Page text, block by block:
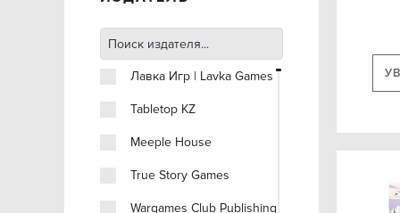
Лавка Игр | Lavka Games
Tabletop KZ
Meeple House
True Story Games
Wargames Club Publishing